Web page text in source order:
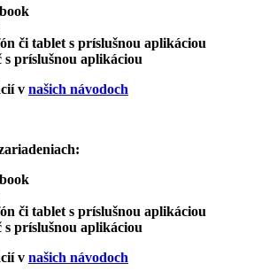
či tablet s príslušnou aplikáciou
s príslušnou aplikáciou
v našich návodoch
či tablet s príslušnou aplikáciou
s príslušnou aplikáciou
v našich návodoch